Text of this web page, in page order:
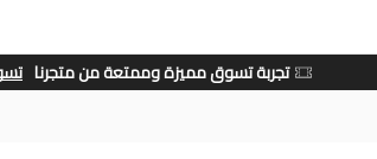
تجربة تسوق مميزة وممتعة من متجرنا تسوق الان